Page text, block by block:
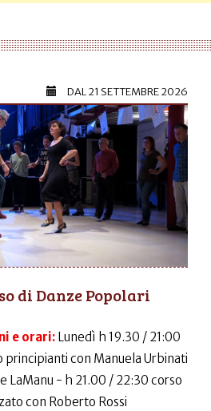
DAL21 SETTEMBRE 2026
di Danze Popolari
e orari: Lunedì h 19.30 / 21:00
principianti con Manuela Urbinati
LaManu - h 21.00 / 22:30 corso
con Roberto Rossi